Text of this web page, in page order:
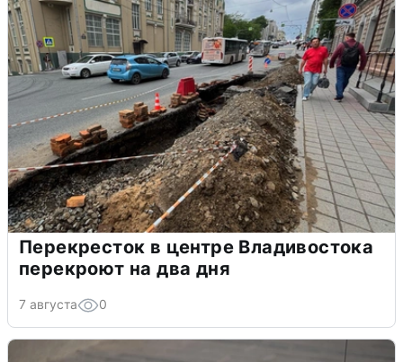
Перекресток в центре Владивостока
перекроют на два дня
7 августа 0